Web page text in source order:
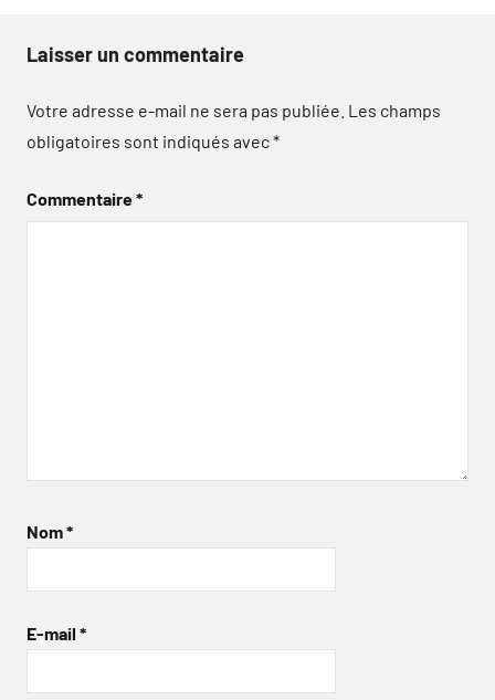
Laisser un commentaire
Votre adresse e-mail ne sera pas publiée. Les champs
obligatoires sont indiqués avec*
Commentaire*
Nom*
E-mail *